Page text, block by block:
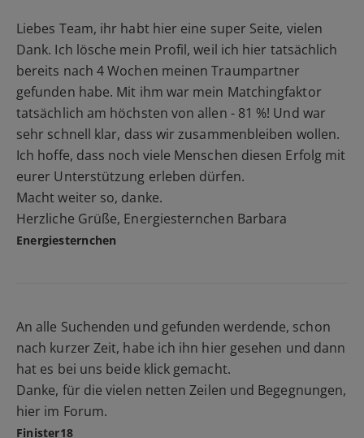
Liebes Team, ihr habt hier eine super Seite, vielen
Dank. Ich lösche mein Profil, weil ich hier tatsächlich
bereits nach 4 Wochen meinen Traumpartner
gefunden habe. Mit ihm war mein Matchingfaktor
tatsächlich am höchsten von allen - 81 %! Und war
sehr schnell klar, dass wir zusammenbleiben wollen.
Ich hoffe, dass noch viele Menschen diesen Erfolg mit
eurer Unterstützung erleben dürfen.
Macht weiter so, danke.
Herzliche Grüße, Energiesternchen Barbara
Energiesternchen
An alle Suchenden und gefunden werdende, schon
nach kurzer Zeit, habe ich ihn hier gesehen und dann
hat es bei uns beide klick gemacht.
Danke, für die vielen netten Zeilen und Begegnungen,
hier im Forum.
Finister18